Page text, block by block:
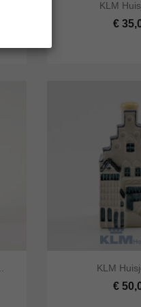
Snel bekijken
KLM
€
Snel bekijken
KLM
€